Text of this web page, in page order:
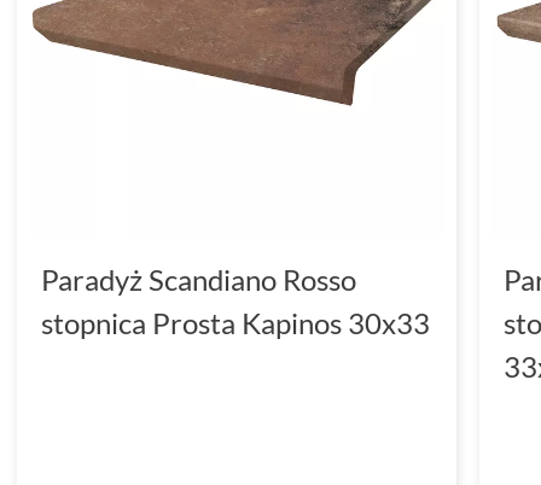
Paradyż Scandiano Rosso
stopnica Prosta Kapinos 30x33